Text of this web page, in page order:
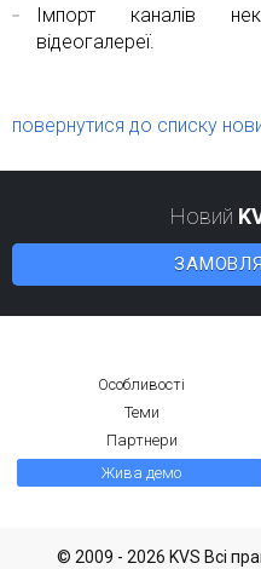
Імпорт каналів
відеогалереї.
повернутися до списку
Новий
Особливості
Теми
Партнери
Жива демо
© 2009 - 2026 KVS Всі